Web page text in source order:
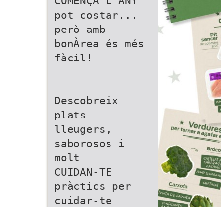
pot costar...
però amb
bonÀrea és més
fàcil!
Descobreix
plats
lleugers,
saborosos i
molt
CUIDAN-TE
pràctics per
cuidar-te